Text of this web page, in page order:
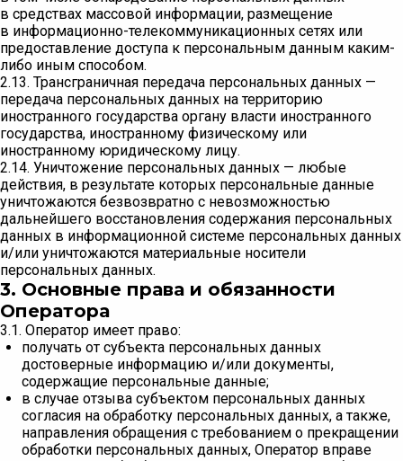
в средствах массовой информации, размещение
в информационно-телекоммуникационных сетях или
предоставление доступа к персональным данным каким-
либо иным способом.
2.13. Трансграничная передача персональных данных —
передача персональных данных на территорию
иностранного государства органу власти иностранного
государства, иностранному физическому или
иностранному юридическому лицу.
2.14. Уничтожение персональных данных — любые
действия, в результате которых персональные данные
уничтожаются безвозвратно с невозможностью
дальнейшего восстановления содержания персональных
данных в информационной системе персональных данных
и/или уничтожаются материальные носители
персональных данных.
3. Основные права и обязанности
Оператора
3.1. Оператор имеет право:
получать от субъекта персональных данных
достоверные информацию и/или документы,
содержащие персональные данные;
в случае отзыва субъектом персональных данных
согласия на обработку персональных данных, а также,
направления обращения с требованием о прекращении
обработки персональных данных, Оператор вправе